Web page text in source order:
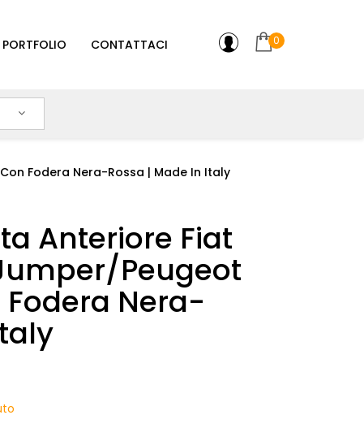
PORTFOLIO CONTATTACI 0
Fodera Nera-Rossa | Made In Italy
Anteriore Fiat
Peugeot
Fodera Nera-